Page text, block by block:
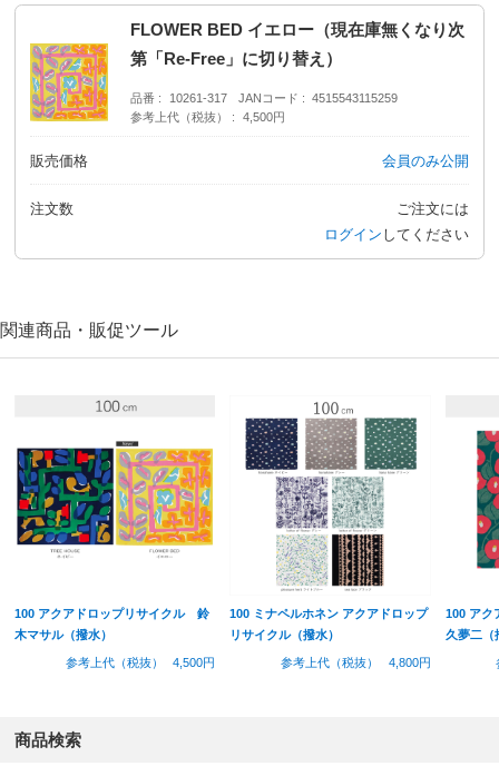
FLOWER BED イエロー（現在庫無くなり次
第「Re-Free」に切り替え）
品番 10261-317 JANコード
4515543115259
参考上代（税抜）
4,500円
販売価格 会員のみ公開
注文数
ご注文には
ログイン してください
関連商品・販促ツール
100 アクアドロップリサイクル 鈴
木マサル（撥水）
参考上代（税抜） 4,500円
100 ミナペルホネン アクアドロップ
リサイクル（撥水）
参考上代（税抜） 4,800円
100 アク
久夢二（
商品検索